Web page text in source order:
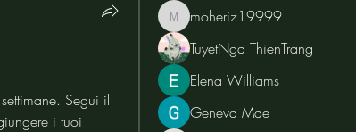
Segui il
i tuoi
moheriz19999
moheriz19999
TuyetNga ThienTrang
Elena Williams
Geneva Mae